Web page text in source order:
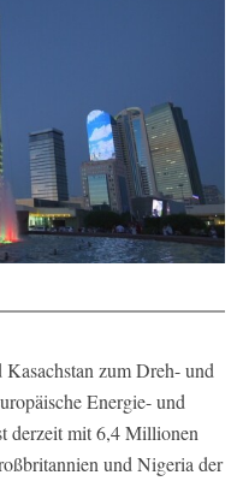
zum Dreh- und
Energie- und
derzeit mit 6,4 Millionen
und Nigeria der